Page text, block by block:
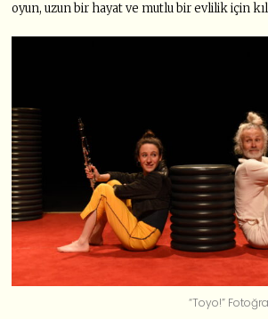
oyun, uzun bir hayat ve mutlu bir evlilik için
“Toyo!”